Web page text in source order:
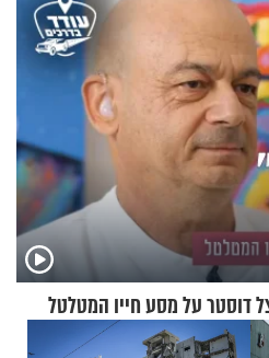
דוסטר על מסע חייו המטלטל